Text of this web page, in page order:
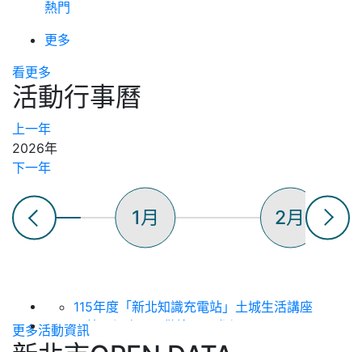
熱門
更多
看更多
活動行事曆
上一年
2026年
下一年
1月 2月
115年度「新北知識充電站」土城生活講座
（第八場次），歡迎踴躍參加！
【樹林三多圖書閱覽室】115年8月彩虹故事
更多活動資訊